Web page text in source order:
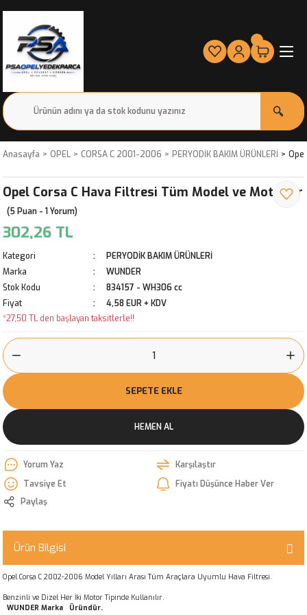
Anasayfa OPEL CORSA C 2001-2006 PERYODİK BAKIM ÜRÜNLERİ
Opel Corsa C Hava Filtresi Tüm Model ve Motorlar
(5 Puan - 1 Yorum)
302,26 TL
Kategori
PERYODİK BAKIM ÜRÜNLERİ
Marka
WUNDER
Stok Kodu
834157 - WH306 cc
Fiyat
4,58 EUR + KDV
*27,50 TL den başlayan taksitlerle!!
SEPETE EKLE
HEMEN AL
Yorum Yaz
Karşılaştır
Tavsiye Et
Fiyatı Düşünce Haber Ver
Paylaş
Ürün Bilgisi
Opel Corsa C 2002-2006 Model Yılları Arası Tüm Araçlara Uyumlu Hava Filtresi.
Benzinli ve Dizel Her İki Motor Tipinde Kullanılır.
WUNDER Marka Üründür.